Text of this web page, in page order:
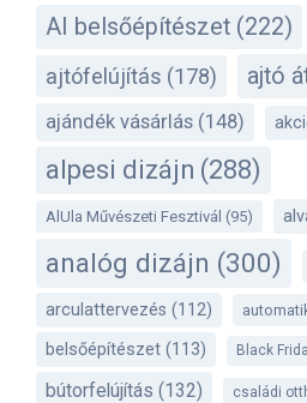
AI belsőépítészet (222)
ajtófelújítás (178) ajtó
ajándék vásárlás (148)
alpesi dizájn (288)
AlUla Művészeti Fesztivál (95)
analóg dizájn (300)
arculattervezés (112)
belsőépítészet (113) Black
bútorfelújítás (132) családi